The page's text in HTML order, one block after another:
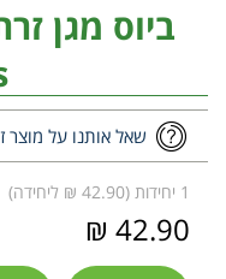
ביוס מגן
שאל אותנו על מוצר
1 יחידות (42.90 ₪ ליחידה)
42.90 ₪